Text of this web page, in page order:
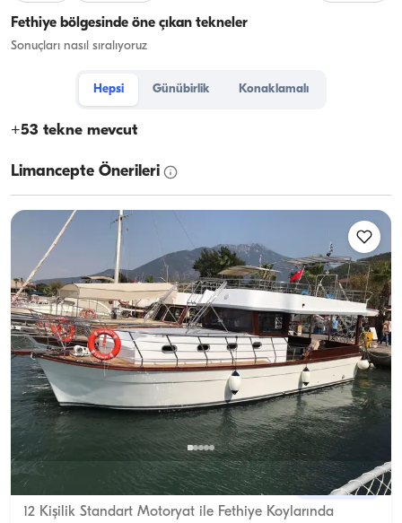
Fethiye bölgesinde öne çıkan tekneler
Sonuçları nasıl sıralıyoruz
Hepsi Günübirlik Konaklamalı
+53 tekne mevcut
Limancepte Önerileri
Fethiye, Muğla Yeni tekne
12 Kişilik Standart Motoryat ile Fethiye Koylarında